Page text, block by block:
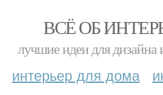
ВСЁ ОБ
лучшие идеи для дизайна
интерьер для дома